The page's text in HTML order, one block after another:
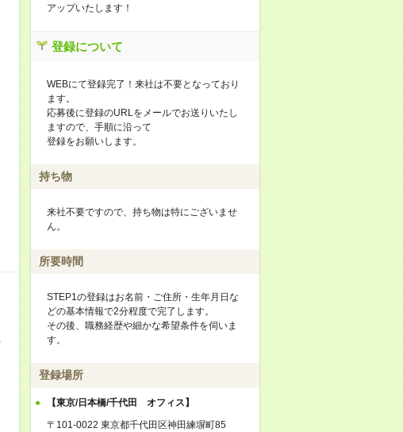
アップいたします！
登録について
WEBにて登録完了！来社は不要となっており
ます。
応募後に登録のURLをメールでお送りいたし
ますので、手順に沿って
登録をお願いします。
持ち物
来社不要ですので、持ち物は特にございませ
ん。
所要時間
STEP1の登録はお名前・ご住所・生年月日な
どの基本情報で2分程度で完了します。
その後、職務経歴や細かな希望条件を伺いま
す。
登録場所
【東京/日本橋/千代田 オフィス】
〒101-0022 東京都千代田区神田練塀町85